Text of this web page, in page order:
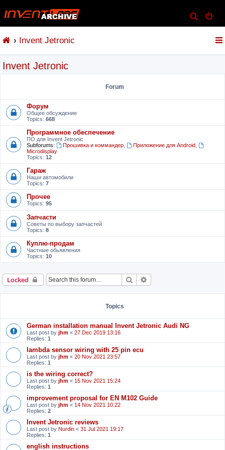
e
Invent Jetronic
Invent Jetronic
Forum
Форум
Общее обсуждение
Topics: 668
Программное обеспечение
ПО для Invent Jetronic
Subforums:
Прошивка и коммандер, Приложение для Android,
Microdisplay
Topics: 12
Гараж
Наши автомобили
Topics: 7
Прочее
Topics: 95
Запчасти
Советы по выбору запчастей
Topics: 8
Куплю-продам
Частные обьявления
Topics: 10
Locked Search
Topics
German installation manual Invent Jetronic Audi NG
Last post by jhm « 27 Dec 2019 13:16
Replies: 1
lambda sensor wiring with 25 pin ecu
Last post by jhm « 20 Nov 2021 23:57
Replies: 1
is the wiring correct?
Last post by jhm « 15 Nov 2021 15:24
Replies: 1
improvement proposal for EN M102 Guide
Last post by jhm « 14 Nov 2021 10:22
Replies: 2
Invent Jetronic reviews
Last post by Nurdin « 31 Jul 2021 19:17
Replies: 1
english instructions